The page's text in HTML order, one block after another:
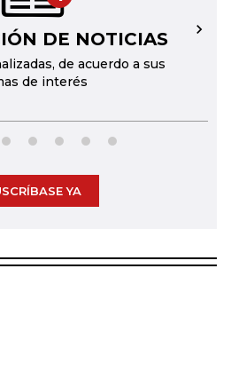
DE NOTICIAS
de acuerdo a sus
de interés
→
YA